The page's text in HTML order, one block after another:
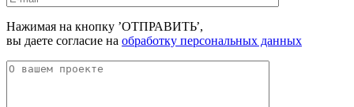
Нажимая на кнопку ’ОТПРАВИТЬ’,
вы даете согласие на обработку персональных данных